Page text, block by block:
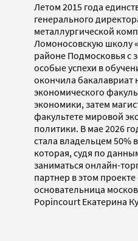
Летом 2015 года
генерального
металлургической
Ломоносовскую школу
районе Подмосковья с
особые успехи в
окончила бакалавриат
экономического
экономики, затем
факультете мировой
политики. В мае 2026
стала владельцем 50%
которая, судя по
заниматься онлайн-
партнер в этом
основательница
Popincourt Екатерина